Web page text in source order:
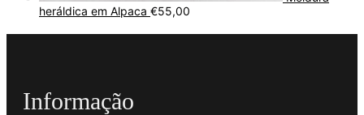
heráldica em Alpaca €55,00
Informação